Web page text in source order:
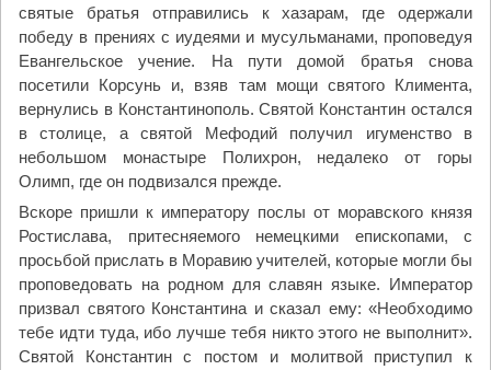
святые братья отправились к хазарам, где одержали
победу в прениях с иудеями и мусульманами, проповедуя
Евангельское учение. На пути домой братья снова
посетили Корсунь и, взяв там мощи святого Климента,
вернулись в Константинополь. Святой Константин остался
в столице, а святой Мефодий получил игуменство в
небольшом монастыре Полихрон, недалеко от горы
Олимп, где он подвизался прежде.
Вскоре пришли к императору послы от моравского князя
Ростислава, притесняемого немецкими епископами, с
просьбой прислать в Моравию учителей, которые могли бы
проповедовать на родном для славян языке. Император
призвал святого Константина и сказал ему: «Необходимо
тебе идти туда, ибо лучше тебя никто этого не выполнит».
Святой Константин с постом и молитвой приступил к